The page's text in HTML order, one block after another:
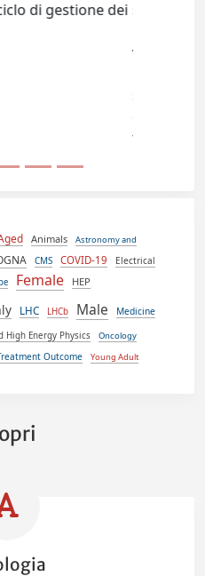
dysfunction,
and
Animals
Astronomy and
CMS COVID-19
Electrical
Female HEP
LHC LHCb Male
Medicine
High Energy Physics Oncology
Outcome Young Adult